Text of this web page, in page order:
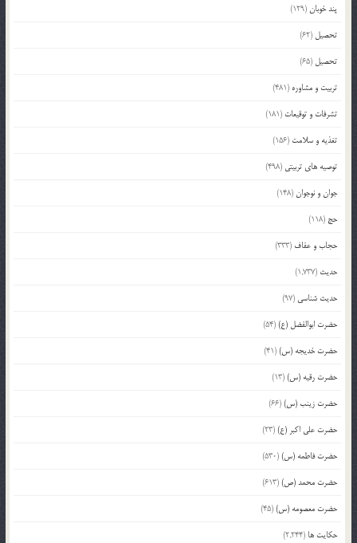
پند خوبان(129)
تحصیل (62)
تحصیل (65)
تربیت و مشاوره (481)
تشرفات و توقیعات (181)
تغذیه و سلامت (156)
توصیه های تربیتی (498)
جوان و نوجوان(148)
حج (118)
حجاب و عفاف (333)
حدیث (1,737)
حدیث شناسی (97)
حضرت ابوالفضل (ع)(54)
حضرت خدیجه (س)(41)
حضرت رقیه (س)(13)
حضرت زینب (س)(66)
حضرت علی اکبر (ع)(23)
حضرت فاطمه (س)(530)
حضرت محمد (ص)(613)
حضرت معصومه (س)(45)
حکایت ها (2,244)